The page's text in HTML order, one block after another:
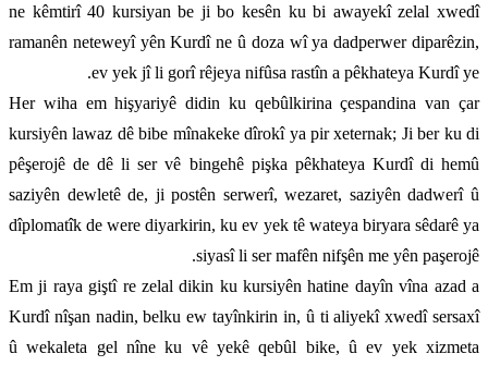
ne kêmtirî 40 kursiyan be ji bo kesên ku bi awayekî zelal xwedî
ramanên neteweyî yên Kurdî ne û doza wî ya dadperwer diparêzin,
ev yek jî li gorî rêjeya nifûsa rastîn a pêkhateya Kurdî ye.
Her wiha em hişyariyê didin ku qebûlkirina çespandina van çar
kursiyên lawaz dê bibe mînakeke dîrokî ya pir xeternak; Ji ber ku di
pêşerojê de dê li ser vê bingehê pişka pêkhateya Kurdî di hemû
saziyên dewletê de, ji postên serwerî, wezaret, saziyên dadwerî û
dîplomatîk de were diyarkirin, ku ev yek tê wateya biryara sêdarê ya
siyasî li ser mafên nifşên me yên paşerojê.
Em ji raya giştî re zelal dikin ku kursiyên hatine dayîn vîna azad a
Kurdî nîşan nadin, belku ew tayînkirin in, û ti aliyekî xwedî sersaxî
û wekaleta gel nîne ku vê yekê qebûl bike, û ev yek xizmeta